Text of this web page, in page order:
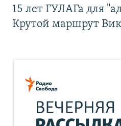
15 лет ГУЛАГа для
Крутой маршрут